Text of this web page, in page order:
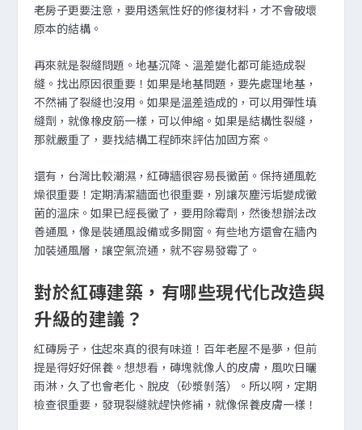
老房子更要注意，要用透氣性好的修復材料，才不會破壞
原本的結構。
再來就是裂縫問題。地基沉降、溫差變化都可能造成裂
縫。找出原因很重要！如果是地基問題，要先處理地基，
不然補了裂縫也沒用。如果是溫差造成的，可以用彈性填
縫劑，就像橡皮筋一樣，可以伸縮。如果是結構性裂縫，
那就嚴重了，要找結構工程師來評估加固方案。
還有，台灣比較潮濕，紅磚牆很容易長黴菌。保持通風乾
燥很重要！定期清潔牆面也很重要，別讓灰塵污垢變成黴
菌的溫床。如果已經長黴了，要用除霉劑，然後想辦法改
善通風，像是裝通風設備或多開窗。有些地方還會在牆內
加裝通風層，讓空氣流通，就不容易發霉了。
對於紅磚建築，有哪些現代化改造與
升級的建議？
紅磚房子，住起來真的很有味道！百年老屋不是夢，但前
提是得好好保養。想想看，磚塊就像人的皮膚，風吹日曬
雨淋，久了也會老化、脫皮（砂漿剝落）。所以啊，定期
檢查很重要，發現裂縫就趕快修補，就像保養皮膚一樣！